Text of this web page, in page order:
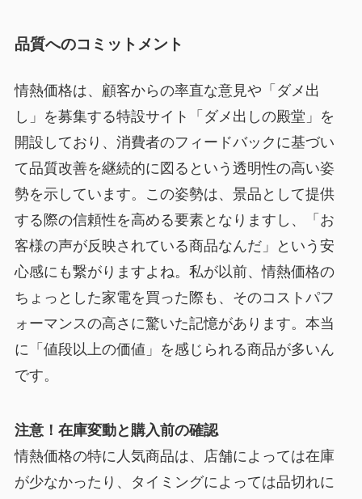
品質へのコミットメント
情熱価格は、顧客からの率直な意見や「ダメ出
し」を募集する特設サイト「ダメ出しの殿堂」を
開設しており、消費者のフィードバックに基づい
て品質改善を継続的に図るという透明性の高い姿
勢を示しています。この姿勢は、景品として提供
する際の信頼性を高める要素となりますし、「お
客様の声が反映されている商品なんだ」という安
心感にも繋がりますよね。私が以前、情熱価格の
ちょっとした家電を買った際も、そのコストパフ
ォーマンスの高さに驚いた記憶があります。本当
に「値段以上の価値」を感じられる商品が多いん
です。
注意！在庫変動と購入前の確認
情熱価格の特に人気商品は、店舗によっては在庫
が少なかったり、タイミングによっては品切れに